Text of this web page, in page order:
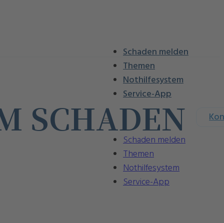
Schaden melden
Themen
Nothilfesystem
Service-App
Schaden melden
Themen
Nothilfesystem
Service-App
SCHADEN